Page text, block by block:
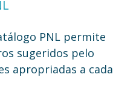
PNL permite
sugeridos pelo
apropriadas a cada